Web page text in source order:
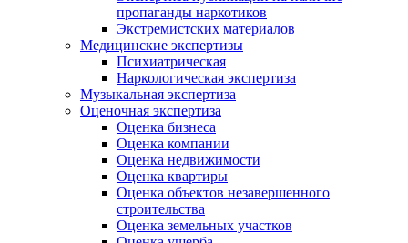
пропаганды наркотиков
Экстремистских материалов
Медицинские экспертизы
Психиатрическая
Наркологическая экспертиза
Музыкальная экспертиза
Оценочная экспертиза
Оценка бизнеса
Оценка компании
Оценка недвижимости
Оценка квартиры
Оценка объектов незавершенного
строительства
Оценка земельных участков